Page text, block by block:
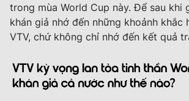
trong mùa World Cup này. Để sau khi
khán giả nhớ đến những khoảnh khắc
VTV, chứ không chỉ nhớ đến kết quả